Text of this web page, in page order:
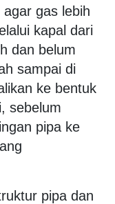
gas lebih
kapal dari
dan belum
sampai di
ke bentuk
sebelum
pipa ke
pipa dan